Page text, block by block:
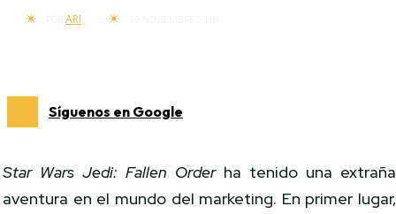
ARI
Síguenos en Google
Star Wars Jedi: Fallen Orderha tenido una extraña
aventura en el mundo del marketing. En primer lugar,